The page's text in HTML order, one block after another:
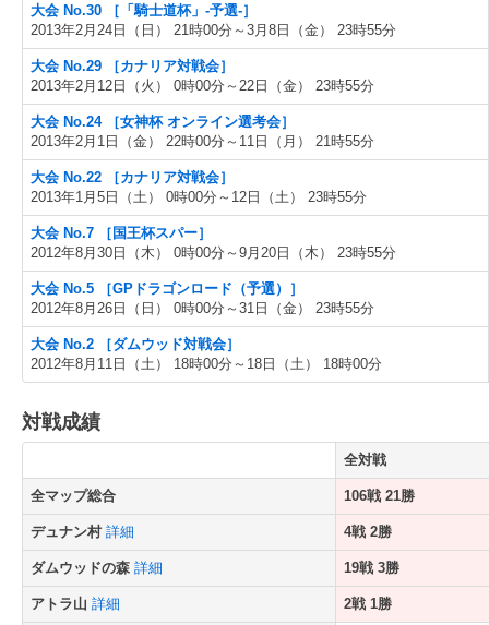
大会 No.30 ［「騎士道杯」-予選-］
2013年2月24日（日） 21時00分～3月8日（金） 23時55分
大会 No.29 ［カナリア対戦会］
2013年2月12日（火） 0時00分～22日（金） 23時55分
大会 No.24 ［女神杯 オンライン選考会］
2013年2月1日（金） 22時00分～11日（月） 21時55分
大会 No.22 ［カナリア対戦会］
2013年1月5日（土） 0時00分～12日（土） 23時55分
大会 No.7 ［国王杯スパー］
2012年8月30日（木） 0時00分～9月20日（木） 23時55分
大会 No.5 ［GPドラゴンロード（予選）］
2012年8月26日（日） 0時00分～31日（金） 23時55分
大会 No.2 ［ダムウッド対戦会］
2012年8月11日（土） 18時00分～18日（土） 18時00分
対戦成績
全対戦
全マップ総合 106戦 21勝
デュナン村 詳細 4戦 2勝
ダムウッドの森 詳細 19戦 3勝
アトラ山 詳細 2戦 1勝